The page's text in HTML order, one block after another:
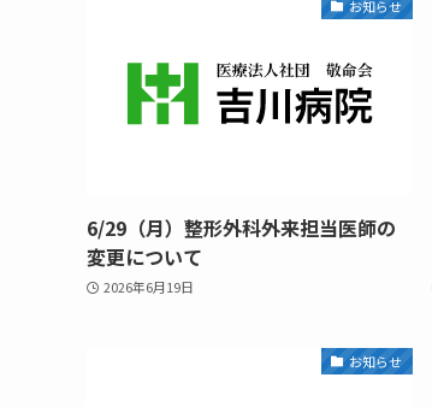
お知らせ
6/29（月）整形外科外来担当医師の
変更について
2026年6月19日
お知らせ